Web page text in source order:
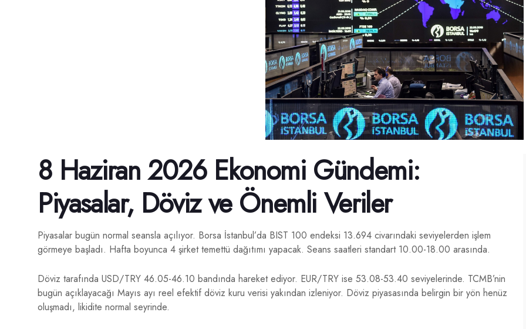
8 Haziran 2026 Ekonomi Gündemi:
Piyasalar, Döviz ve Önemli Veriler
Piyasalar bugün normal seansla açılıyor. Borsa İstanbul’da BIST 100 endeksi 13.694 civarındaki seviyelerden işlem
görmeye başladı. Hafta boyunca 4 şirket temettü dağıtımı yapacak. Seans saatleri standart 10.00-18.00 arasında.
Döviz tarafında USD/TRY 46.05-46.10 bandında hareket ediyor. EUR/TRY ise 53.08-53.40 seviyelerinde. TCMB’nin
bugün açıklayacağı Mayıs ayı reel efektif döviz kuru verisi yakından izleniyor. Döviz piyasasında belirgin bir yön henüz
oluşmadı, likidite normal seyrinde.